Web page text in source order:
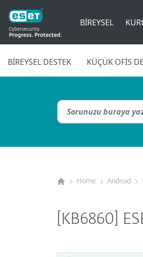
BIREYSEL
BIREYSEL DESTEK KÜÇÜK OFIS
Home Android
[KB6860]